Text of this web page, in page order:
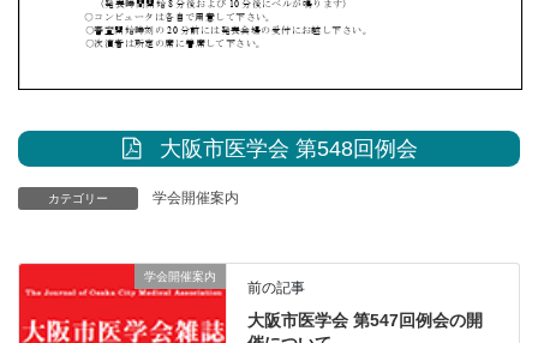
大阪市医学会 第548回例会
カテゴリー 学会開催案内
学会開催案内
前の記事
大阪市医学会 第547回例会の開